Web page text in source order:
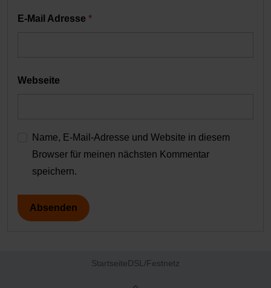
E-Mail Adresse *
Webseite
Name, E-Mail-Adresse und Website in diesem
Browser für meinen nächsten Kommentar
speichern.
StartseiteDSL/Festnetz